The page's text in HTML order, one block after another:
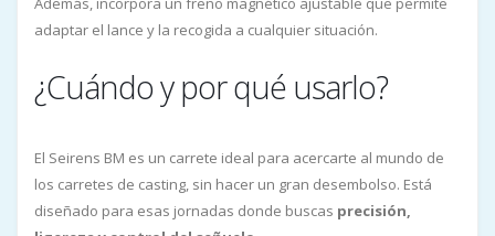
adaptar el lance y la recogida a cualquier situación.
¿Cuándo y por qué usarlo?
El Seirens BM es un carrete ideal para acercarte al mundo de
los carretes de casting, sin hacer un gran desembolso. Está
diseñado para esas jornadas donde buscas precisión,